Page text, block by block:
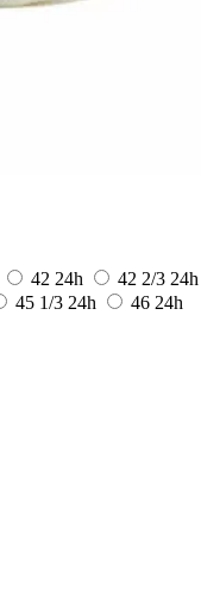
42 24h 42 2/3 24h
45 1/3 24h 46 24h